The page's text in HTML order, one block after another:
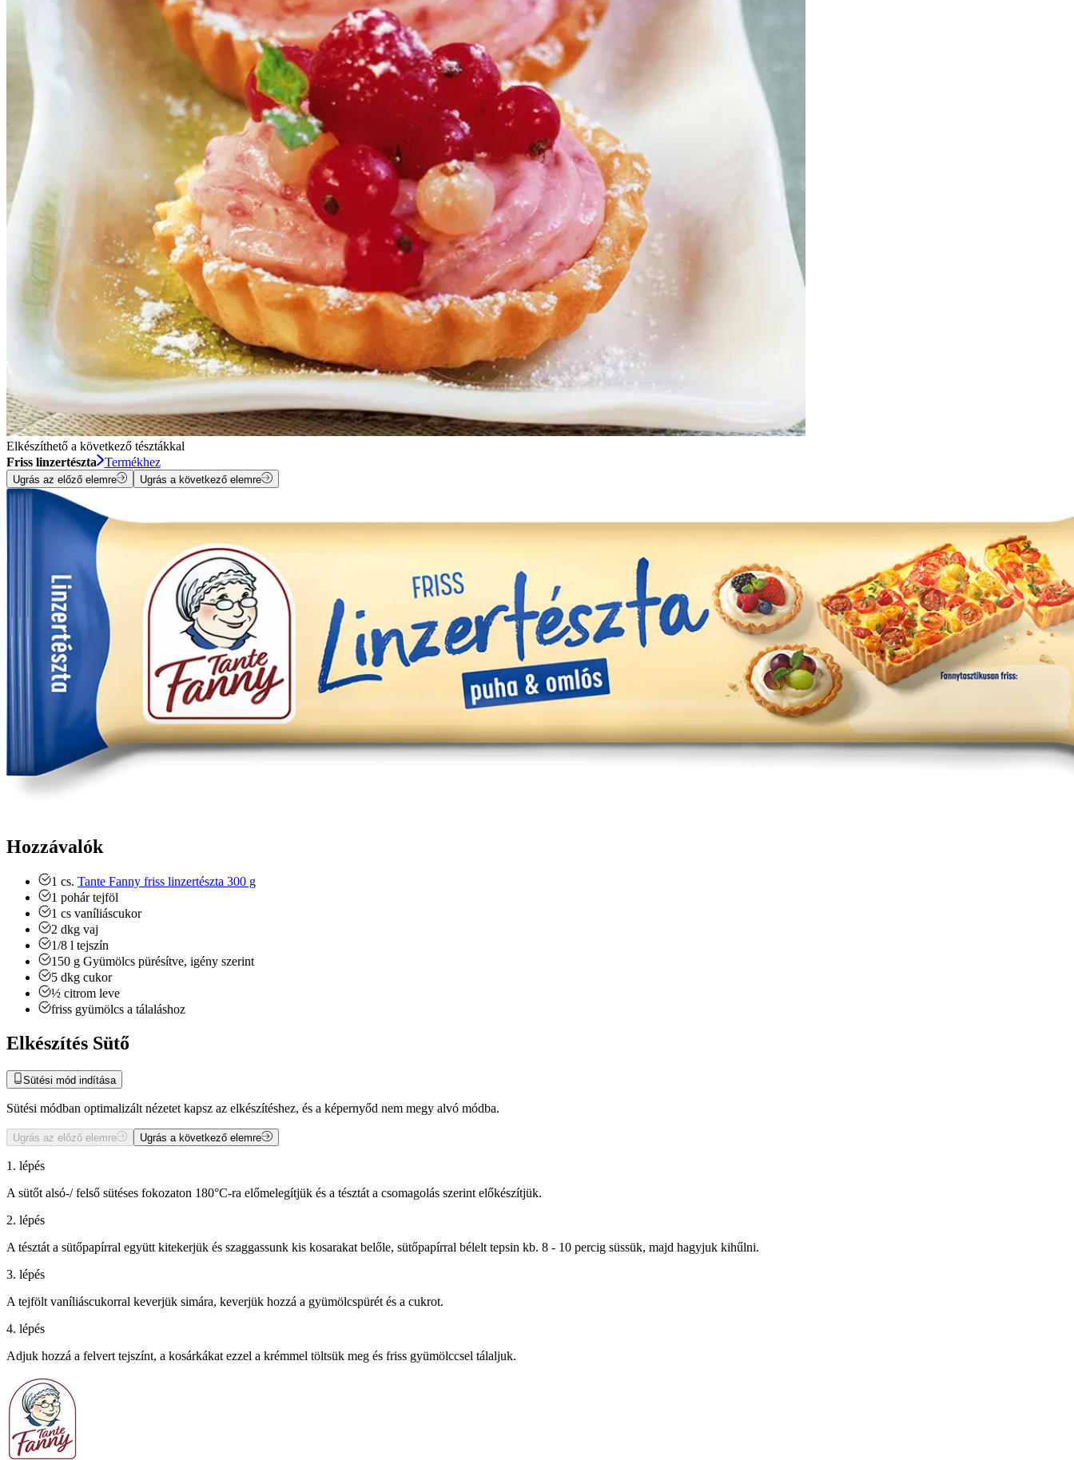
Elkészíthető a következő tésztákkal
Friss linzertészta
Termékhez
Ugrás az előző elemre Ugrás a következő elemre
Hozzávalók
1 cs. Tante Fanny friss linzertészta 300 g
1 pohár tejföl
1 cs vaníliáscukor
2 dkg vaj
1/8 l tejszín
150 g Gyümölcs pürésítve, igény szerint
5 dkg cukor
½ citrom leve
friss gyümölcs a tálaláshoz
Elkészítés Sütő
Sütési mód indítása
Sütési módban optimalizált nézetet kapsz az elkészítéshez, és a képernyőd nem megy alvó módba.
Ugrás az előző elemre Ugrás a következő elemre
1. lépés
A sütőt alsó-/ felső sütéses fokozaton 180°C-ra előmelegítjük és a tésztát a csomagolás szerint előkészítjük.
2. lépés
A tésztát a sütőpapírral együtt kitekerjük és szaggassunk kis kosarakat belőle, sütőpapírral bélelt tepsin kb. 8 - 10 percig süssük, majd hagyjuk kihűlni.
3. lépés
A tejfölt vaníliáscukorral keverjük simára, keverjük hozzá a gyümölcspürét és a cukrot.
4. lépés
Adjuk hozzá a felvert tejszínt, a kosárkákat ezzel a krémmel töltsük meg és friss gyümölccsel tálaljuk.